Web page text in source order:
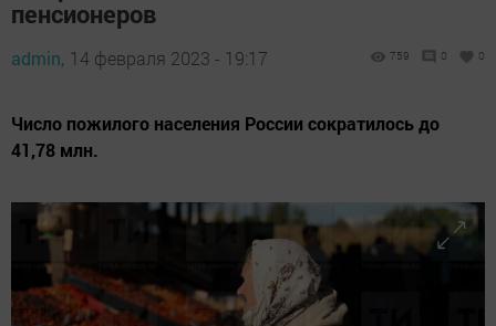
пенсионеров
admin, 14 февраля 2023 - 19:17 759 0 0
Число пожилого населения России сократилось до
41,78 млн.